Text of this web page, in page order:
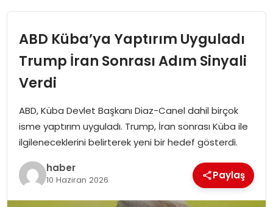
EĞITIM
SPOR
EKONOMI
MAGAZIN
ABD Küba’ya Yaptırım Uyguladı
Trump İran Sonrası Adım Sinyali
Verdi
ABD, Küba Devlet Başkanı Diaz-Canel dahil birçok
isme yaptırım uyguladı. Trump, İran sonrası Küba ile
ilgileneceklerini belirterek yeni bir hedef gösterdi.
haber
10 Haziran 2026 Paylaş